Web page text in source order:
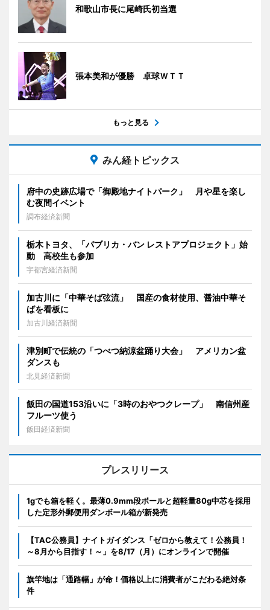
和歌山市長に尾崎氏初当選
張本美和が優勝 卓球ＷＴＴ
もっと見る
みん経トピックス
府中の史跡広場で「御殿地ナイトパーク」 月や星を楽し
む夜間イベント
調布経済新聞
栃木トヨタ、「パブリカ・バン レストアプロジェクト」始
動 高校生も参加
宇都宮経済新聞
加古川に「中華そば弦流」 国産の食材使用、醤油中華そ
ばを看板に
加古川経済新聞
津別町で伝統の「つべつ納涼盆踊り大会」 アメリカン盆
ダンスも
北見経済新聞
飯田の国道153沿いに「3時のおやつクレープ」 南信州産
フルーツ使う
飯田経済新聞
プレスリリース
1gでも箱を軽く。最薄0.9mm段ボールと超軽量80g中芯を採用
した定形外郵便用ダンボール箱が新発売
【TAC公務員】ナイトガイダンス「ゼロから教えて！公務員！
～8月から目指す！～」を8/17（月）にオンラインで開催
旗竿地は「通路幅」が命！価格以上に消費者がこだわる絶対条
件